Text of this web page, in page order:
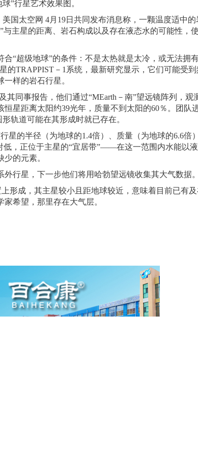
”行星艺术效果图。
太空网 4月19日共同发布消息称，一颗温度适中的
主星的距离、岩石构成以及存在液态水的可能性，
“超级地球”的条件：不是太热就是太冷，或无法拥
的TRAPPIST－1系统，最新研究显示，它们可能受到
样的岩石行星。
事报告，他们通过“MEarth－南”望远镜阵列，观
星距离太阳约39光年，质量不到太阳的60％。团队
轨道可能在其形成时就已存在。
的半径（为地球的1.4倍）、质量（为地球的6.6倍
低，正位于主星的“宜居带”——在这一范围内水能以
的元素。
星，下一步他们将用哈勃望远镜收集其大气数据。
成，其主星较小且距地球较近，意味着目前已有及
希望，那里存在大气层。